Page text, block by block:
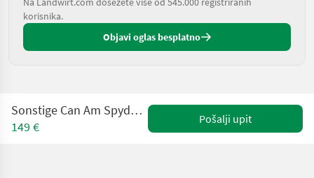
korisnika.
Objavi oglas besplatno
Sonstige Can Am Spyder Ryker # MIETEN # Verleih #
149 €
Pošalji upit